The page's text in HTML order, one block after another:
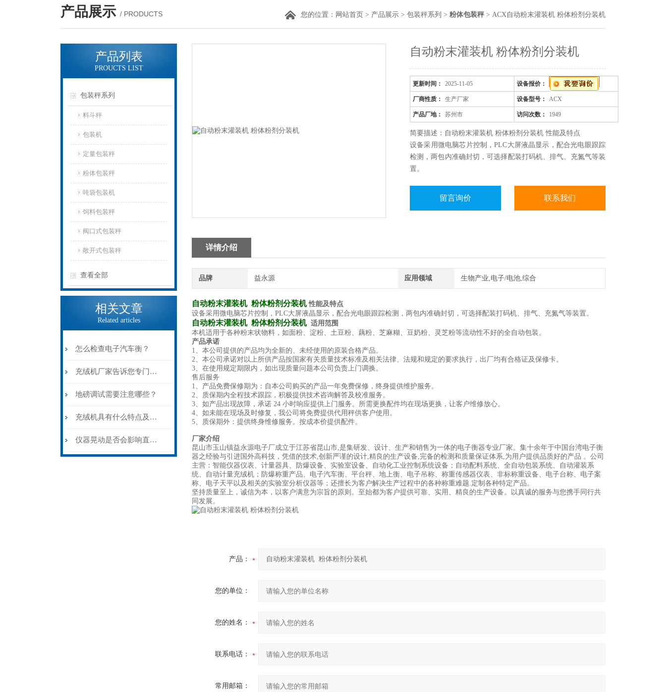
产品展示 / PRODUCTS 您的位置： 网站首页 > 产品展示 > 包装秤系列 > 粉体包装秤 > ACX自动粉末灌装机 粉体粉剂分装机
产品列表
PROUCTS LIST
包装秤系列
料斗秤
包装机
定量包装秤
粉体包装秤
吨袋包装机
饲料包装秤
阀口式包装秤
敞开式包装秤
查看全部
相关文章
Related articles
怎么检查电子汽车衡？
充绒机厂家告诉您专门做枕头的充棉机该如何保养？
地磅调试需要注意哪些？
充绒机具有什么特点及未来的发展方向？
仪器晃动是否会影响直视式电子吊秤的精度？
自动粉末灌装机 粉体粉剂分装机
更新时间： 2025-11-05 设备报价：
厂商性质： 生产厂家 设备型号： ACX
产品厂地： 苏州市 访问次数： 1949
简要描述：自动粉末灌装机 粉体粉剂分装机 性能及特点
设备采用微电脑芯片控制，PLC大屏液晶显示，配合光电眼跟踪
检测，两包内准确封切，可选择配装打码机、排气、充氮气等装
置。
留言询价 联系我们
详情介绍
品牌 益永源 应用领域 生物产业,电子/电池,综合
自动粉末灌装机 粉体粉剂分装机性能及特点
设备采用微电脑芯片控制，PLC大屏液晶显示，配合光电眼跟踪检测，两包内准确封切，可选择配装打码机、排气、充氮气等装置。
自动粉末灌装机 粉体粉剂分装机 适用范围
本机适用于各种粉末状物料，如面粉、淀粉、土豆粉、藕粉、芝麻糊、豆奶粉、灵芝粉等流动性不好的全自动包装。
产品承诺
1、本公司提供的产品均为全新的、未经使用的原装合格产品。
2、本公司承诺对以上所供产品按国家有关质量技术标准及相关法律、法规和规定的要求执行，出厂均有合格证及保修卡。
3、在使用规定期限内，如出现质量问题本公司负责上门调换。
售后服务
1、产品免费保修期为：自本公司购买的产品一年免费保修，终身提供维护服务。
2、质保期内全程技术跟踪，积极提供技术咨询解答及校准服务。
3、如产品出现故障，承诺 24 小时响应提供上门服务。所需更换配件均在现场更换，让客户维修放心。
4、如未能在现场及时修复，我公司将免费提供代用秤供客户使用。
5、质保期外：提供终身维修服务。按成本价提供配件。
厂家介绍
昆山市玉山镇益永源电子厂成立于江苏省昆山市,是集研发、设计、生产和销售为一体的电子衡器专业厂家。集十余年于中国台湾电子衡
器之经验与引进国外高科技，凭借的技术,创新严谨的设计,精良的生产设备,完备的检测和质量保证体系,为用户提供品质好的产品 。公司
主营：智能仪器仪表、计量器具、防爆设备、实验室设备、自动化工业控制系统设备；自动配料系统、全自动包装系统、自动灌装系
统、自动计量充绒机；防爆称重产品、电子汽车衡、平台秤、地上衡、电子吊称、称重传感器仪表、非标称重设备、电子台称、电子案
称、电子天平以及相关的实验室分析仪器等；还擅长为客户解决生产过程中的各种称重难题.定制各种特定产品。
坚持质量至上，诚信为本，以客户满意为宗旨的原则。至始都为客户提供可靠、实用、精良的生产设备。以真诚的服务与您携手同行共
同发展。
产品：
您的单位：
您的姓名：
联系电话：
常用邮箱：